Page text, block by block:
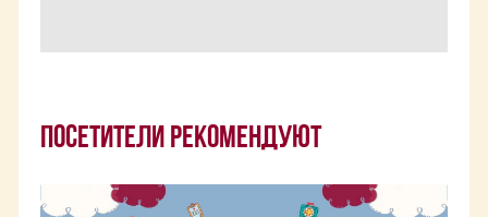
Посетители рекомендуют